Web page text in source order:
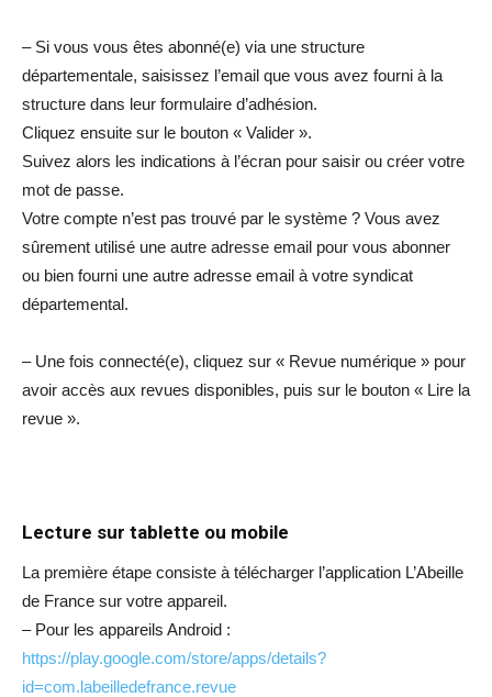
– Si vous vous êtes abonné(e) via une structure
départementale, saisissez l’email que vous avez fourni à la
structure dans leur formulaire d’adhésion.
Cliquez ensuite sur le bouton « Valider ».
Suivez alors les indications à l’écran pour saisir ou créer votre
mot de passe.
Votre compte n’est pas trouvé par le système ? Vous avez
sûrement utilisé une autre adresse email pour vous abonner
ou bien fourni une autre adresse email à votre syndicat
départemental.
– Une fois connecté(e), cliquez sur « Revue numérique » pour
avoir accès aux revues disponibles, puis sur le bouton « Lire la
revue ».
Lecture sur tablette ou mobile
La première étape consiste à télécharger l’application L’Abeille
de France sur votre appareil.
– Pour les appareils Android :
https://play.google.com/store/apps/details?
id=com.labeilledefrance.revue